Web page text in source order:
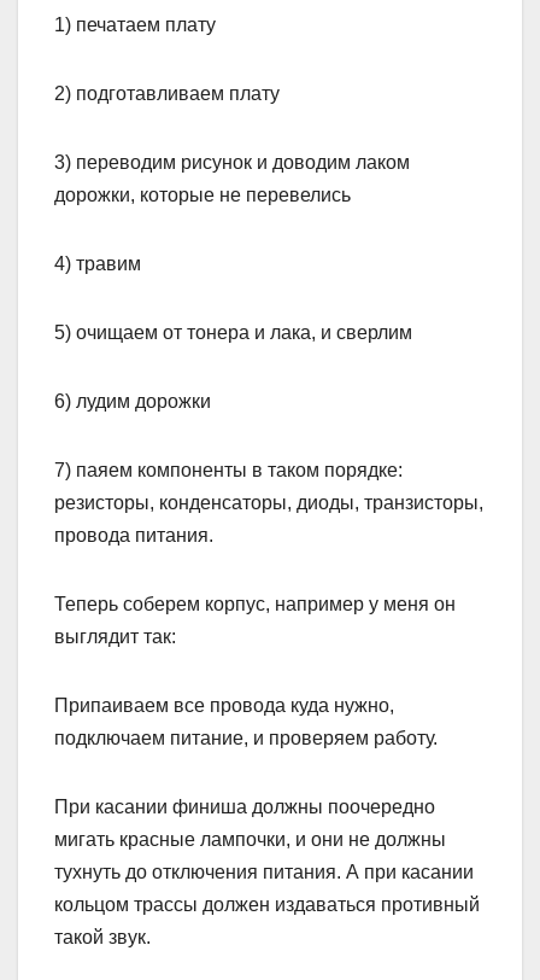
1) печатаем плату
2) подготавливаем плату
3) переводим рисунок и доводим лаком
дорожки, которые не перевелись
4) травим
5) очищаем от тонера и лака, и сверлим
6) лудим дорожки
7) паяем компоненты в таком порядке:
резисторы, конденсаторы, диоды, транзисторы,
провода питания.
Теперь соберем корпус, например у меня он
выглядит так:
Припаиваем все провода куда нужно,
подключаем питание, и проверяем работу.
При касании финиша должны поочередно
мигать красные лампочки, и они не должны
тухнуть до отключения питания. А при касании
кольцом трассы должен издаваться противный
такой звук.